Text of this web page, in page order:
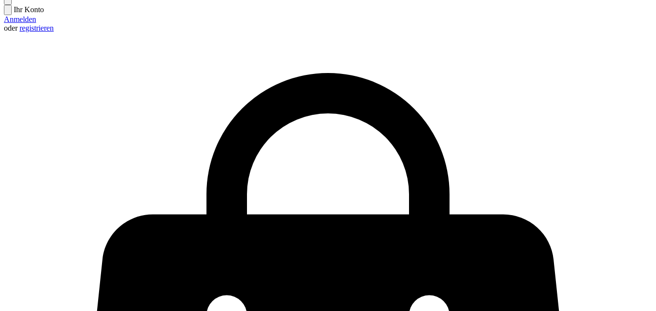
Ihr Konto
Anmelden
oderregistrieren